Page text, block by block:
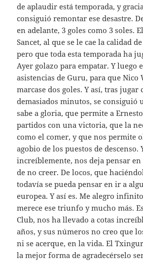
de aplaudir está temporada, y
consiguió remontar ese desastre.
en adelante, 3 goles como 3 soles.
Sancet, al que se le cae la calidad
pero que toda esta temporada ha
Ayer golazo para empatar. Y luego
asistencias de Guru, para que Nico
marcase dos goles. Y así, tras jugar
demasiados minutos, se consiguió
sabe a gloria, que permite a
partidos con una victoria, que la
como el comer, y que nos permite
agobio de los puestos de descenso.
increíblemente, nos deja pensar en
de no creer. De locos, que
todavía se pueda pensar en ir a
europea. Y así es. Me alegro
merece ese triunfo y mucho más.
Club, nos ha llevado a cotas
años, y sus números no creo que
ni se acerque, en la vida. El
la mejor forma de agradecérselo